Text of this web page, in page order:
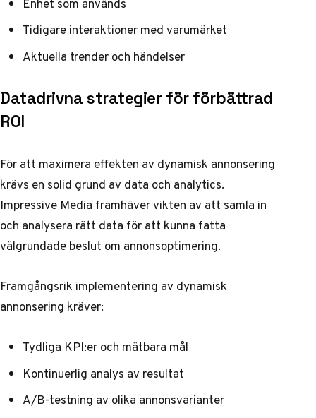
Tidigare interaktioner med varumärket
Aktuella trender och händelser
Datadrivna strategier för förbättrad
ROI
För att maximera effekten av dynamisk annonsering
krävs en solid grund av data och analytics.
Impressive Media framhävervikten av att samla in
och analysera rätt data för att kunna fatta
välgrundade beslut om annonsoptimering.
Framgångsrik implementering av dynamisk
annonsering kräver:
Tydliga KPI:er och mätbara mål
Kontinuerlig analys av resultat
A/B-testning av olika annonsvarianter